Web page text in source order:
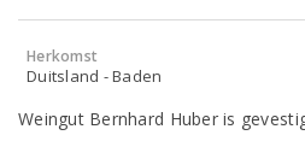
Herkomst
Duitsland - Baden
Weingut Bernhard Huber is